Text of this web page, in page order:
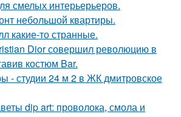
смелых интерьерьеров.
небольшой квартиры.
какие-то странные.
Dior совершил революцию в
костюм Bar.
- студии 24 м 2 в ЖК дмитровское
dip art: проволока, смола и